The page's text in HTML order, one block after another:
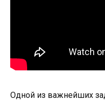
Одной из важнейших